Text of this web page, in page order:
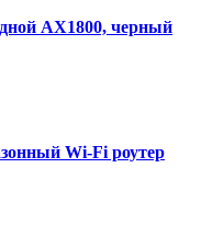
AX1800, черный
Wi-Fi роутер